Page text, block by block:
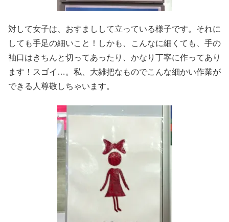
対して女子は、おすましして立っている様子です。それに
しても手足の細いこと！しかも、こんなに細くても、手の
袖口はきちんと切ってあったり、かなり丁寧に作ってあり
ます！スゴイ…。私、大雑把なものでこんな細かい作業が
できる人尊敬しちゃいます。